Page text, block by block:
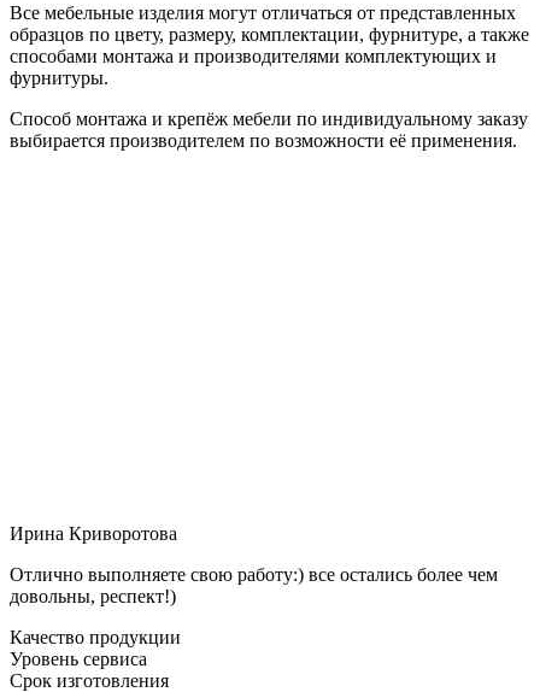
Все мебельные изделия могут отличаться от представленных
образцов по цвету, размеру, комплектации, фурнитуре, а также
способами монтажа и производителями комплектующих и
фурнитуры.
Способ монтажа и крепёж мебели по индивидуальному заказу
выбирается производителем по возможности её применения.
Ирина Криворотова
Отлично выполняете свою работу:) все остались более чем
довольны, респект!)
Качество продукции
Уровень сервиса
Срок изготовления